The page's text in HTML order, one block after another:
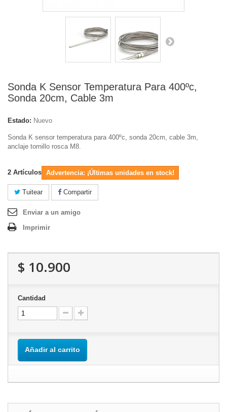
Sonda K Sensor Temperatura Para 400ºc,
Sonda 20cm, Cable 3m
Estado: Nuevo
Sonda K sensor temperatura para 400ºc, sonda 20cm, cable 3m,
anclaje tornillo rosca M8.
2 Artículos Advertencia: ¡Últimas unidades en stock!
Tuitear Compartir
Enviar a un amigo
Imprimir
$ 10.900
Cantidad
Añadir al carrito